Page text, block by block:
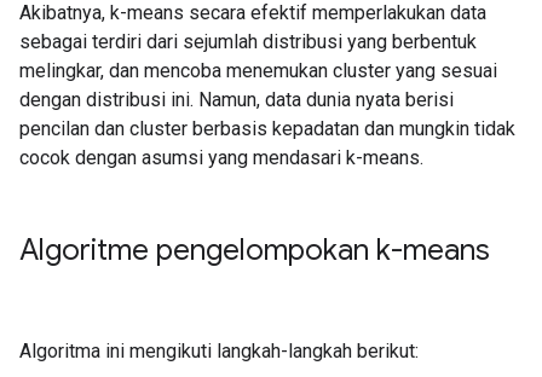
Akibatnya, k-means secara efektif memperlakukan data
sebagai terdiri dari sejumlah distribusi yang berbentuk
melingkar, dan mencoba menemukan cluster yang sesuai
dengan distribusi ini. Namun, data dunia nyata berisi
pencilan dan cluster berbasis kepadatan dan mungkin tidak
cocok dengan asumsi yang mendasari k-means.
Algoritme pengelompokan k-means
Algoritma ini mengikuti langkah-langkah berikut: